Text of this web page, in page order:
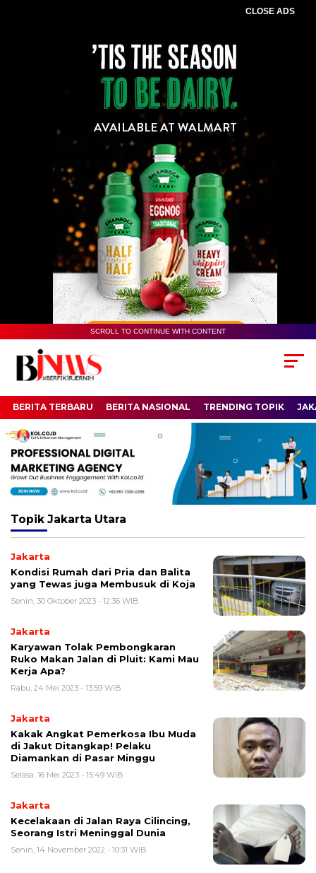
CLOSE ADS
SCROLL TO CONTINUE WITH CONTENT
BERITA TERBARU BERITA NASIONAL TRENDING TOPIK
Topik Jakarta Utara
Jakarta
Kondisi Rumah dari Pria dan Balita
yang Tewas juga Membusuk di Koja
Senin, 30 Oktober 2023 - 12:36 WIB
Jakarta
Karyawan Tolak Pembongkaran
Ruko Makan Jalan di Pluit: Kami Mau
Kerja Apa?
Rabu, 24 Mei 2023 - 13:59 WIB
Jakarta
Kakak Angkat Pemerkosa Ibu Muda
di Jakut Ditangkap! Pelaku
Diamankan di Pasar Minggu
Selasa, 16 Mei 2023 - 15:49 WIB
Jakarta
Kecelakaan di Jalan Raya Cilincing,
Seorang Istri Meninggal Dunia
Senin, 14 November 2022 - 10:31 WIB